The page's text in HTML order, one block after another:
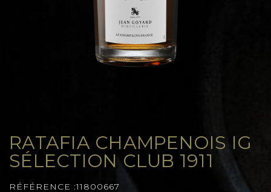
RATAFIA CHAMPENOIS IG
SÉLECTION CLUB 1911
RÉFÉRENCE :11800667